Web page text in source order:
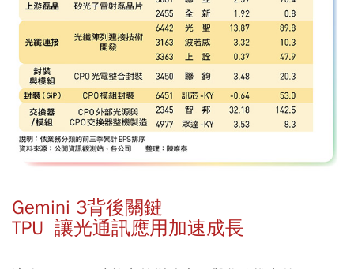
Gemini 3背後關鍵
TPU 讓光通訊應用加速成長